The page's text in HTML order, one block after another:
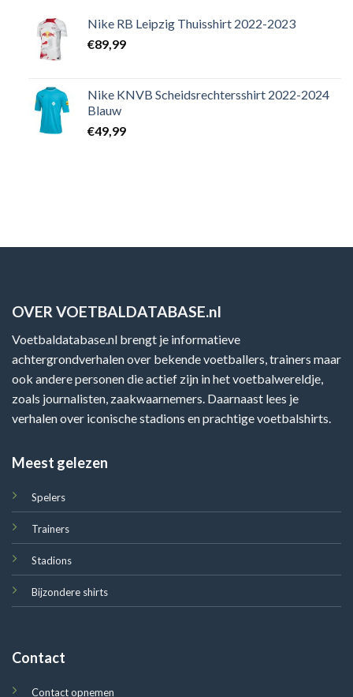
Nike RB Leipzig Thuisshirt 2022-2023
€89,99
Nike KNVB Scheidsrechtersshirt 2022-2024
Blauw
€49,99
OVER VOETBALDATABASE.nl
Voetbaldatabase.nl brengt je informatieve
achtergrondverhalen over bekende voetballers, trainers maar
ook andere personen die actief zijn in het voetbalwereldje,
zoals journalisten, zaakwaarnemers. Daarnaast lees je
verhalen over iconische stadions en prachtige voetbalshirts.
Meest gelezen
Spelers
Trainers
Stadions
Bijzondere shirts
Contact
Contact opnemen